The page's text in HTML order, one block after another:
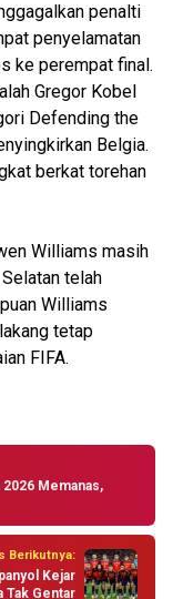
penalti
penyelamatan
ke perempat final.
Gregor Kobel
Defending the
Belgia.
berkat torehan
Williams masih
telah
Williams
tetap
FIFA.
2026 Memanas,
Berikutnya:
Kejar
Tak Gentar